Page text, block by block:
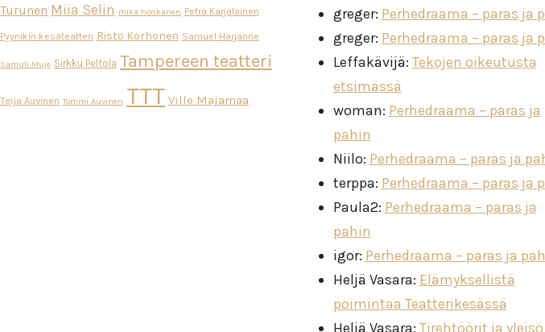
Turunen Miia Selin mika honkanen Petra Karjalainen
Pyynikin kesäteatteri Risto Korhonen Samuel Harjanne
Samuli Muje Sirkku Peltola Tampereen teatteri
Teija Auvinen Tommi Auvinen TTT Ville Majamaa
greger: Perhedraama – paras ja
greger: Perhedraama – paras ja
Leffakävijä: Tekojen oikeutusta
etsimässä
woman: Perhedraama – paras ja
pahin
Niilo: Perhedraama – paras ja
terppa: Perhedraama – paras ja
Paula2: Perhedraama – paras ja
pahin
igor: Perhedraama – paras ja
Heljä Vasara: Elämyksellistä
poimintaa Teatterikesässä
Heljä Vasara: Tirehtöörit ja yleisö